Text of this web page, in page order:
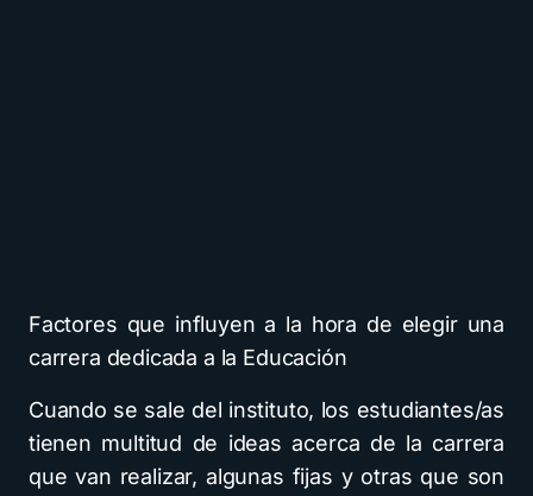
Factores que influyen a la hora de elegir una
carrera dedicada a la Educación
Cuando se sale del instituto, los estudiantes/as
tienen multitud de ideas acerca de la carrera
que van realizar, algunas fijas y otras que son